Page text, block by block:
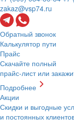
zakaz@vsp74.ru
Обратный звонок
Калькулятор пути
Прайс
Скачайте полный
прайс-лист или
Подробнее
Акции
Скидки и выгодные
и постоянных